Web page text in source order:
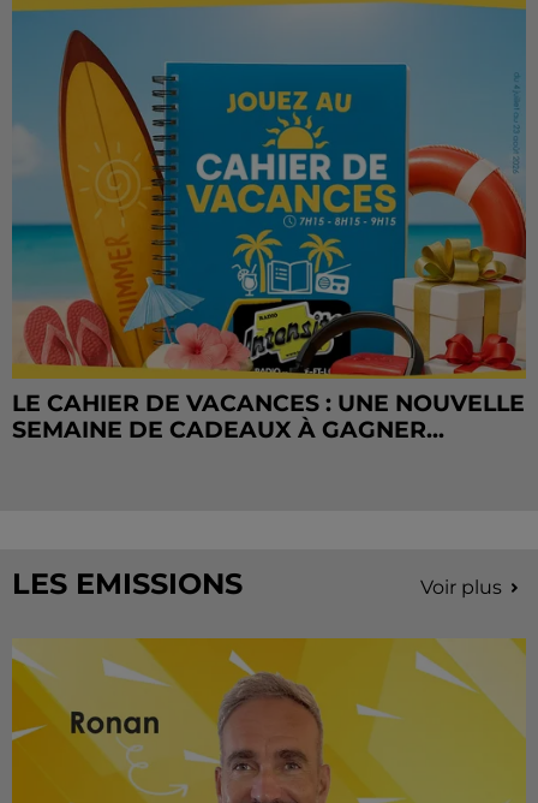
LE CAHIER DE VACANCES : UNE NOUVELLE
SEMAINE DE CADEAUX À GAGNER...
LES EMISSIONS Voir plus